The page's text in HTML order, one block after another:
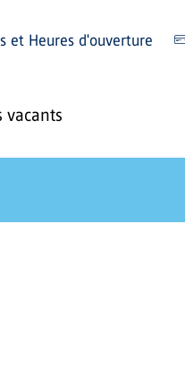
et Heures d'ouverture
vacants